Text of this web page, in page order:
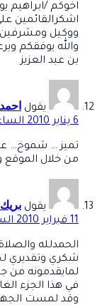
اخوكم /ابراهيم
اشكرالقائمين
ووكيل ومشرفين
والله يوفقكم
بن عبد العزيز
يقول
6 يناير 2010 الساعة 3:39 مساءً
تميز … شموخ…
من خلال الموقع
يقول
11 فبراير 2010 الساعة 8:27 مساءً
الحمدلله
شكري وتقديري
لمايقدمونه من
في هذا الجزء
وقد لمست الجهد